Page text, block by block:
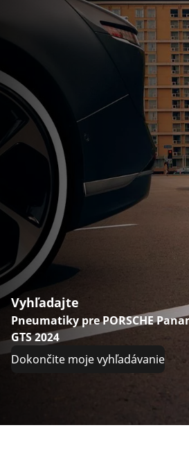
Vyhľadajte
Pneumatiky pre PORSCHE
GTS 2024
Dokončite moje vyhľadávanie